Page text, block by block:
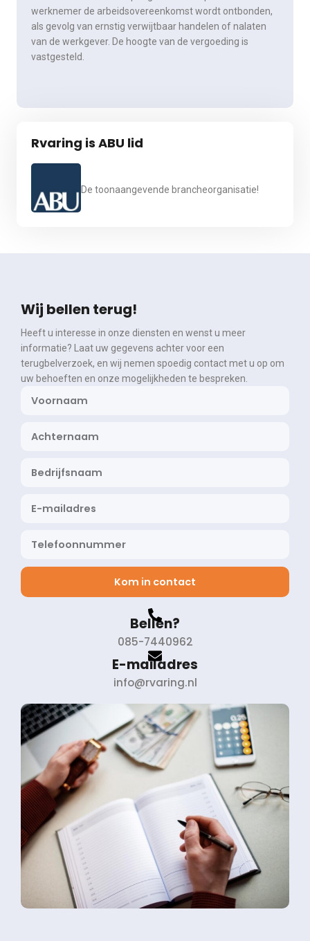
werknemer de arbeidsovereenkomst wordt ontbonden,
als gevolg van ernstig verwijtbaar handelen of nalaten
van de werkgever. De hoogte van de vergoeding is
vastgesteld.
Rvaring is ABU lid
De toonaangevende brancheorganisatie!
Wij bellen terug!
Heeft u interesse in onze diensten en wenst u meer
informatie? Laat uw gegevens achter voor een
terugbelverzoek, en wij nemen spoedig contact met u op om
uw behoeften en onze mogelijkheden te bespreken.
Kom in contact
Bellen?
085-7440962
E-mailadres
info@rvaring.nl